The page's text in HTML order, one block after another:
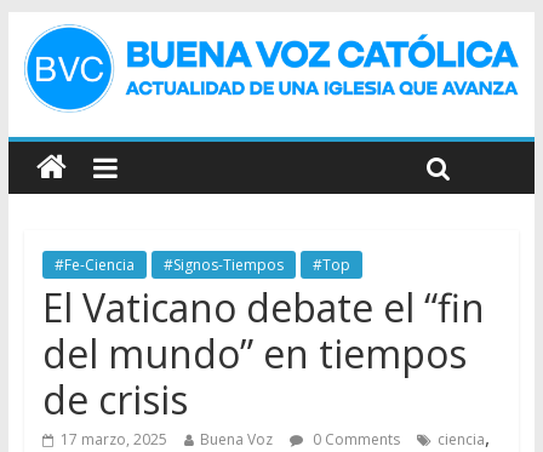
#Fe-Ciencia #Signos-Tiempos #Top
El Vaticano debate el “fin
del mundo” en tiempos
de crisis
17 marzo, 2025 Buena Voz 0 Comments ciencia,